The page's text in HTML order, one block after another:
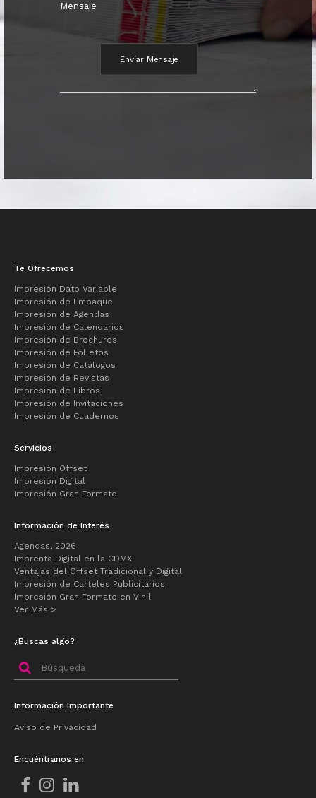
Mensaje
Te Ofrecemos
Impresión Dato Variable
Impresión de Empaque
Impresión de Agendas
Impresión de Calendarios
Impresión de Brochures
Impresión de Folletos
Impresión de Catálogos
Impresión de Revistas
Impresión de Libros
Impresión de Invitaciones
Impresión de Cuadernos
Servicios
Impresión Offset
Impresión Digital
Impresión Gran Formato
Información de Interés
Agendas, 2026
Imprenta Digital en la CDMX
Ventajas del Offset Tradicional y Digital
Impresión de Carteles Publicitarios
Impresión Gran Formato en Vinil
Ver Más >
¿Buscas algo?
Buscar
por:
Información Importante
Aviso de Privacidad
Encuéntranos en